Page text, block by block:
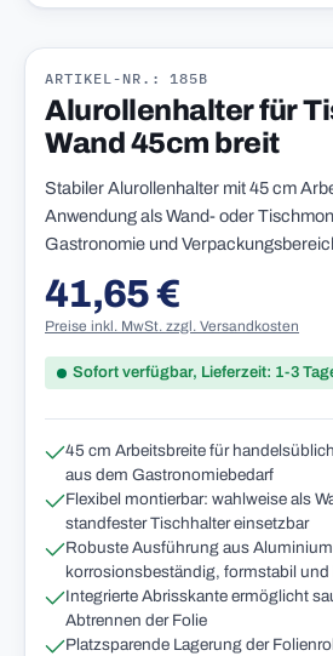
ARTIKEL-NR.: 185B
Alurollenhalter für
Wand 45cm breit
Stabiler Alurollenhalter mit 45 cm
Anwendung als Wand- oder
Gastronomie und
Regulärer Preis:
41,65 €
Preise inkl. MwSt. zzgl. Versandkosten
Sofort verfügbar, Lieferzeit: 1-3
45 cm Arbeitsbreite für
aus dem Gastronomiebedarf
Flexibel montierbar: wahlweise als
standfester Tischhalter einsetzbar
Robuste Ausführung aus
korrosionsbeständig, formstabil und
Integrierte Abrisskante ermöglicht
Abtrennen der Folie
Platzsparende Lagerung der